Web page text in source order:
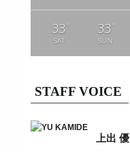
33 °
SAT
33 °
SUN
STAFF VOICE
上出 優